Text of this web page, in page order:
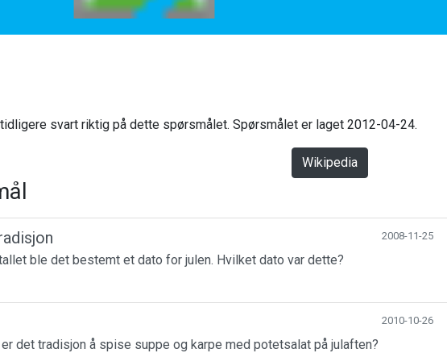
svart riktig på dette spørsmålet. Spørsmålet er laget 2012-04-24.
Wikipedia
2008-11-25
ble det bestemt et dato for julen. Hvilket dato var dette?
2010-10-26
det tradisjon å spise suppe og karpe med potetsalat på julaften?